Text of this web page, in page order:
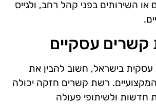
או השירותים בפני קהל רחב, ולגייס
קשרים עסקיים
עסקית בישראל, חשוב להבין את
רשת קשרים חזקה יכולה
חדשות ולשיתופי פעולה